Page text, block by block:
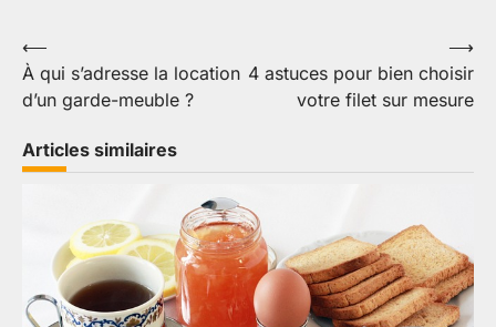
Navigation
de
l’article
⟵
À qui s’adresse la location
d’un garde-meuble ?
4 astuces pour bien choisir
votre filet sur mesure
⟶
Articles similaires